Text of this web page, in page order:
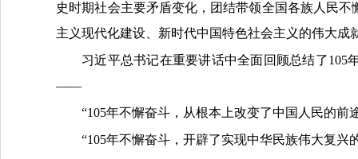
史时期社会主要矛盾变化，团结带领全国各族人民
主义现代化建设、新时代中国特色社会主义的伟大
习近平总书记在重要讲话中全面回顾总结了
——
“105年不懈奋斗，从根本上改变了中国人民的前
“105年不懈奋斗，开辟了实现中华民族伟大复兴